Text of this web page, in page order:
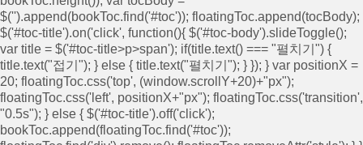
$('').append(bookToc.find('#toc')); floatingToc.append(tocBody);
$('#toc-title').on('click', function(){ $('#toc-body').slideToggle();
var title = $('#toc-title>p>span'); if(title.text() === "펼치기") {
title.text("접기"); } else { title.text("펼치기"); } }); } var positionX =
20; floatingToc.css('top', (window.scrollY+20)+"px");
floatingToc.css('left', positionX+"px"); floatingToc.css('transition',
"0.5s"); } else { $('#toc-title').off('click');
bookToc.append(floatingToc.find('#toc'));